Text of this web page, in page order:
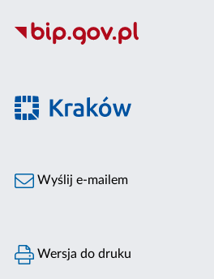
Wyślij e-mailem
Wersja do druku